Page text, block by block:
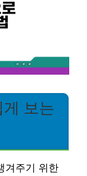
보는
겨주기 위한